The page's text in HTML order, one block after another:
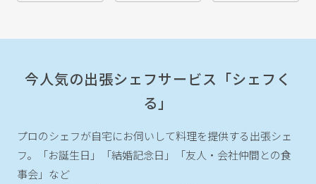
今人気の出張シェフサービス「シェフく
る」
プロのシェフが自宅にお伺いして料理を提供する出張シェ
フ。
「お誕生日」「結婚記念日」「友人・会社仲間との食
事会」など